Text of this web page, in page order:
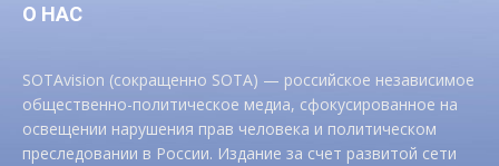
О НАС
SOTAvision (сокращенно SOTA) — российское независимое
общественно-политическое медиа, сфокусированное на
освещении нарушения прав человека и политическом
преследовании в России. Издание за счет развитой сети